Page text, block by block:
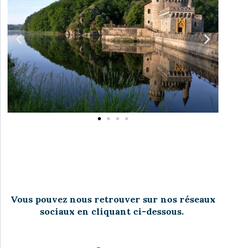
Vous pouvez nous retrouver sur nos réseaux
sociaux en cliquant ci-dessous.